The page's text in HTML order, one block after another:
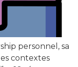
personnel, sa
contextes